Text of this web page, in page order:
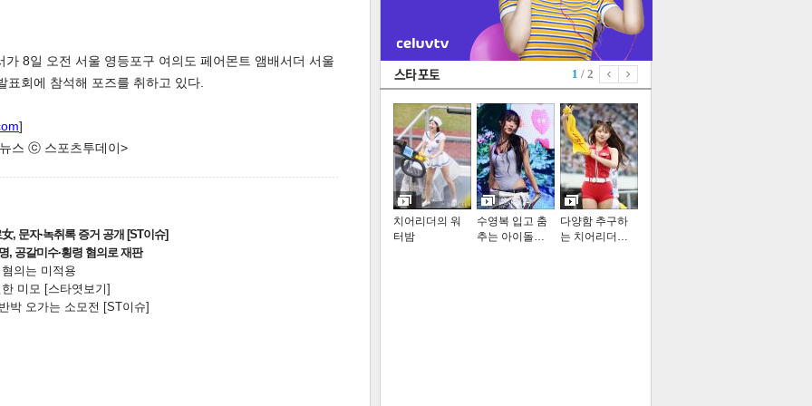
8일 오전 서울 영등포구 여의도 페어몬트 앰배서더 서울
회에 참석해 포즈를 취하고 있다.
]
스 ⓒ 스포츠투데이>
, 문자·녹취록 증거 공개 [ST이슈]
, 공갈미수·횡령 혐의로 재판
의는 미적용
미모 [스타엿보기]
박 오가는 소모전 [ST이슈]
1 / 2
치어리더의 워
터밤
수영복 입고 춤
추는 아이돌…
다양함 추구하
는 치어리더…